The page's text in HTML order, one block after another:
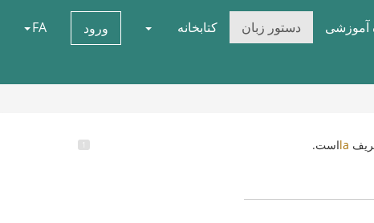
آموزشی دستور زبان کتابخانه ورود FA
laاست.